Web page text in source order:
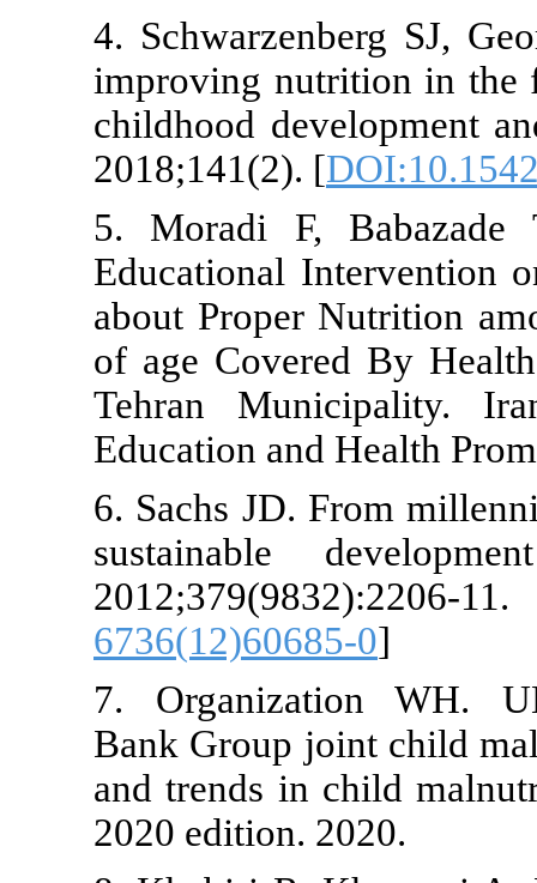
4.
improving
childhood
2018;141(2).
5. Moradi
Educational
about
of age
Tehran
Education
6. Sachs JD.
7.
Bank Group
and trends
2020 edition.